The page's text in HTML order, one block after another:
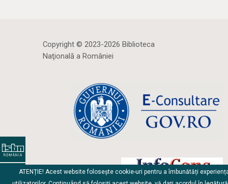
Copyright © 2023-2026 Biblioteca
Naţională a României
ATENȚIE! Acest website folosește cookie-uri pentru a îmbunătăți